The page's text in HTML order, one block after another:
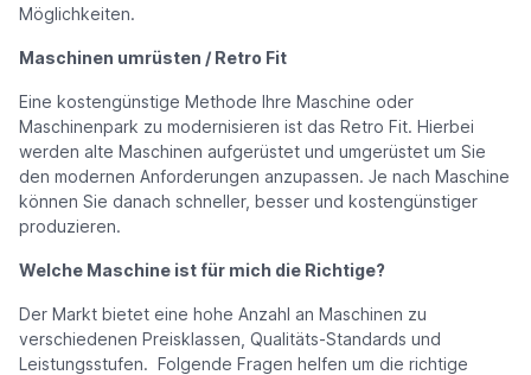
Möglichkeiten.
Maschinen umrüsten / Retro Fit
Eine kostengünstige Methode Ihre Maschine oder
Maschinenpark zu modernisieren ist das Retro Fit. Hierbei
werden alte Maschinen aufgerüstet und umgerüstet um Sie
den modernen Anforderungen anzupassen. Je nach Maschine
können Sie danach schneller, besser und kostengünstiger
produzieren.
Welche Maschine ist für mich die Richtige?
Der Markt bietet eine hohe Anzahl an Maschinen zu
verschiedenen Preisklassen, Qualitäts-Standards und
Leistungsstufen. Folgende Fragen helfen um die richtige